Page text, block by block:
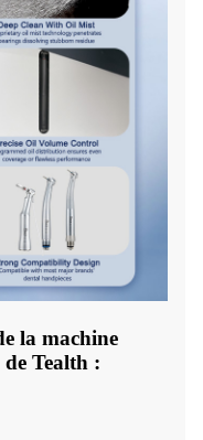
la machine
de Tealth :